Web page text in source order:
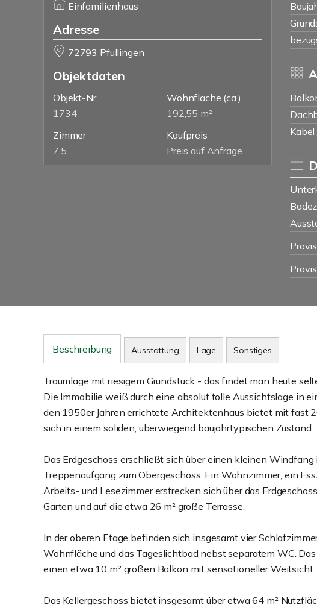
Einfamilienhaus
Adresse
72793 Pfullingen
Objektdaten
Objekt-Nr.
1734
Wohnfläche (ca.)
192,55 m²
Zimmer
7,5
Kaufpreis
Preis auf Anfrage
Beschreibung Ausstattung Lage Sonstiges
Traumlage mit riesigem Grundstück - das findet man heute
Die Immobilie weiß durch eine absolut tolle Aussichtslage in
den 1950er Jahren errichtete Architektenhaus bietet mit fast
sich in einem soliden, überwiegend baujahrtypischen Zustand.
Das Erdgeschoss erschließt sich über einen kleinen
Treppenaufgang zum Obergeschoss. Ein Wohnzimmer, ein
Arbeits- und Lesezimmer erstrecken sich über das
Garten und auf die etwa 26 m² große Terrasse.
In der oberen Etage befinden sich insgesamt vier
Wohnfläche und das Tageslichtbad nebst separatem WC.
einen etwa 10 m² großen Balkon mit sensationeller Weitsicht.
Das Kellergeschoss bietet insgesamt über etwa 64 m²